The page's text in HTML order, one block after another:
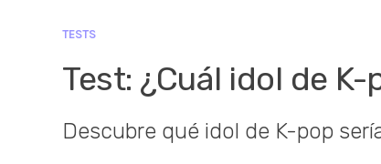
TESTS
Test: ¿Cuál idol de
Descubre qué idol de K-pop